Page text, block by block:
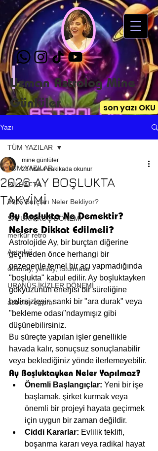
Uzman Astrolog Mine
Günlüler
son yazı OKU
Yazı
TÜM YAZILAR
BU HAFTA
2026 Burçları Neler Bekliyor?
SATURN KOÇ DÖNEMİ
merkür retro
Astroloji
dolunay, yeniay, tutulmalar
URANÜS İKİZLER DÖNEMİ
astroloji eğitimi
TÜM YAZILAR
2026 AY BOŞLUKTA
TAKVİMİ
mine günlüler
28 Mar 4 dakikada okunur
Ay Boşlukta Ne Demektir?
Nelere Dikkat Edilmeli?
Astrolojide Ay, bir burçtan diğerine
geçmeden önce herhangi bir
gezegenle temel bir açı yapmadığında
"boşlukta" kabul edilir. Ay boşluktayken
gökyüzünün enerjisi bir süreliğine
belirsizleşir; sanki bir "ara durak" veya
"bekleme odası"ndaymışız gibi
düşünebilirsiniz.
Bu süreçte yapılan işler genellikle
havada kalır, sonuçsuz sonuçlanabilir
veya beklediğiniz yönde ilerlemeyebilir.
Ay Boşluktayken Neler Yapılmaz?
Önemli Başlangıçlar: Yeni bir işe
başlamak, şirket kurmak veya
önemli bir projeyi hayata geçirmek
için uygun bir zaman değildir.
Ciddi Kararlar: Evlilik teklifi,
boşanma kararı veya radikal hayat